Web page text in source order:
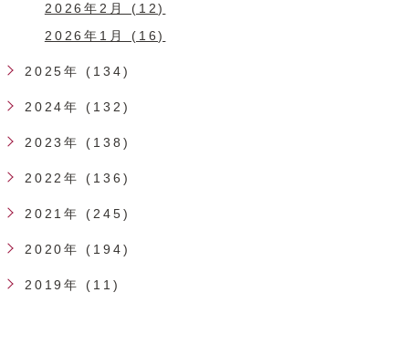
2026年2月 (12)
2026年1月 (16)
2025年 (134)
2024年 (132)
2023年 (138)
2022年 (136)
2021年 (245)
2020年 (194)
2019年 (11)